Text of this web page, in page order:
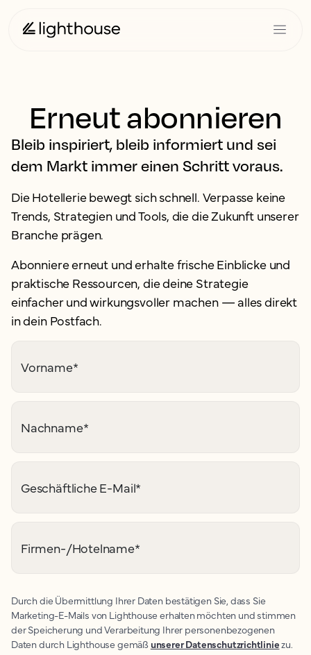
Erneut abonnieren
Bleib inspiriert, bleib informiert und sei
dem Markt immer einen Schritt voraus.
Die Hotellerie bewegt sich schnell. Verpasse keine
Trends, Strategien und Tools, die die Zukunft unserer
Branche prägen.
Abonniere erneut und erhalte frische Einblicke und
praktische Ressourcen, die deine Strategie
einfacher und wirkungsvoller machen — alles direkt
in dein Postfach.
Vorname*
Nachname*
Geschäftliche E-Mail*
Firmen-/Hotelname*
Durch die Übermittlung Ihrer Daten bestätigen Sie, dass Sie
Marketing-E-Mails von Lighthouse erhalten möchten und stimmen
der Speicherung und Verarbeitung Ihrer personenbezogenen
Daten durch Lighthouse gemäß unserer Datenschutzrichtliniezu.